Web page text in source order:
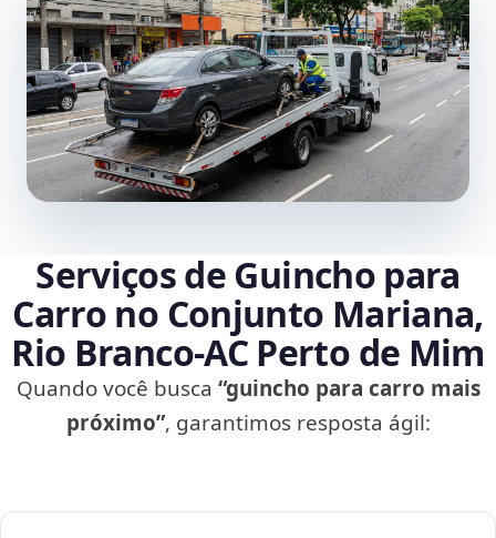
Serviços de Guincho para
Carro no Conjunto Mariana,
Rio Branco‑AC Perto de Mim
Quando você busca “guincho para carro mais
próximo”, garantimos resposta ágil: